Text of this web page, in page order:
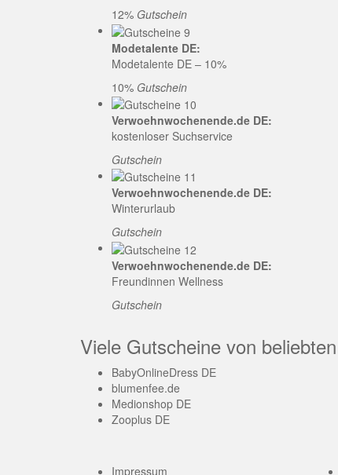
12% Gutschein
Modetalente DE:
Modetalente DE – 10%
10% Gutschein
Verwoehnwochenende.de DE:
kostenloser Suchservice
Gutschein
Verwoehnwochenende.de DE:
Winterurlaub
Gutschein
Verwoehnwochenende.de DE:
Freundinnen Wellness
Gutschein
Viele Gutscheine von
BabyOnlineDress DE
blumenfee.de
Medionshop DE
Zooplus DE
Impressum